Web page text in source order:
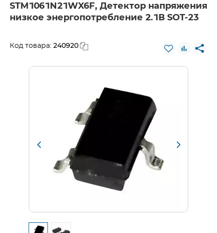
STM1061N21WX6F, Детектор напряжения
низкое энергопотребление 2.1В SOT-23
Код товара: 240920